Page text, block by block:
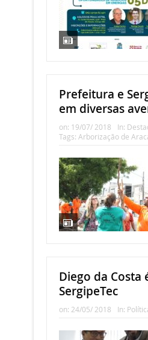
Prefeitura e
em diversas
on: 19/07/ 2018 In:
Tags: Arborização de
Diego da
SergipeTec
on: 24/05/ 2018 In: